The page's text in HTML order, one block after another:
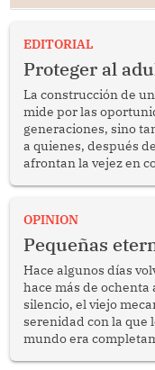
EDITORIAL
Proteger al
La construcción de
mide por las
generaciones, sino
a quienes, después
afrontan la vejez en
bimestrales el
reflexionar sobre la
públicas dirigidas a
OPINION
Pequeñas
Hace algunos días
hace más de ochenta
silencio, el viejo
serenidad con la que
mundo era